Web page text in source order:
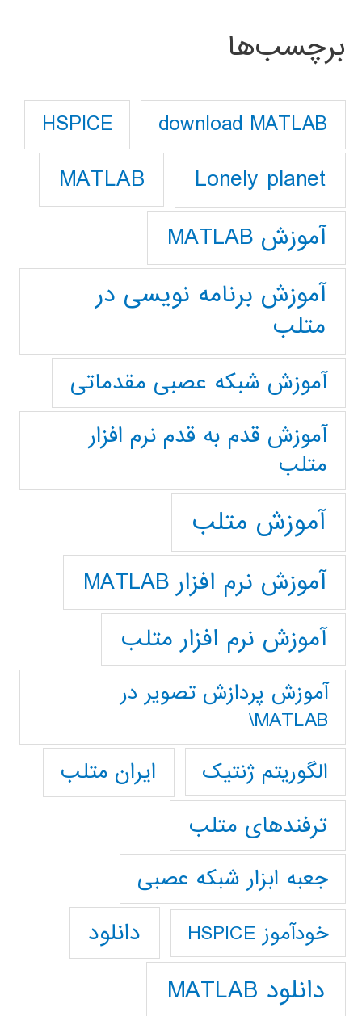
برچسب‌ها
download MATLAB
HSPICE
Lonely planet
MATLAB
آموزش MATLAB
آموزش برنامه نویسی در
متلب
آموزش شبکه عصبی مقدماتی
آموزش قدم به قدم نرم افزار
متلب
آموزش متلب
آموزش نرم افزار MATLAB
آموزش نرم افزار متلب
آموزش پردازش تصوير در
MATLAB\
الگوریتم ژنتیک
ایران متلب
ترفندهای متلب
جعبه ابزار شبکه عصبی
خودآموز HSPICE دانلود
دانلود MATLAB